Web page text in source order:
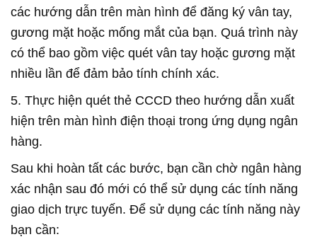
các hướng dẫn trên màn hình để đăng ký vân tay,
gương mặt hoặc mống mắt của bạn. Quá trình này
có thể bao gồm việc quét vân tay hoặc gương mặt
nhiều lần để đảm bảo tính chính xác.
5. Thực hiện quét thẻ CCCD theo hướng dẫn xuất
hiện trên màn hình điện thoại trong ứng dụng ngân
hàng.
Sau khi hoàn tất các bước, bạn cần chờ ngân hàng
xác nhận sau đó mới có thể sử dụng các tính năng
giao dịch trực tuyến. Để sử dụng các tính năng này
bạn cần: